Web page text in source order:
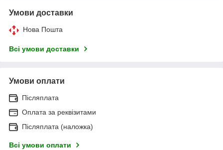
Умови доставки
Нова Пошта
Всі умови доставки
Умови оплати
Післяплата
Оплата за реквізитами
Післяплата (наложка)
Всі умови оплати